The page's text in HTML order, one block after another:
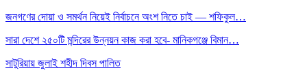
জনগণের দোয়া ও সমর্থন নিয়েই নির্বাচনে অংশ নিতে চাই — শফিকুল…
সারা দেশে ২৫০টি মন্দিরের উন্নয়ন কাজ করা হবে- মানিকগঞ্জে বিমান…
সাটুরিয়ায় জুলাই শহীদ দিবস পালিত